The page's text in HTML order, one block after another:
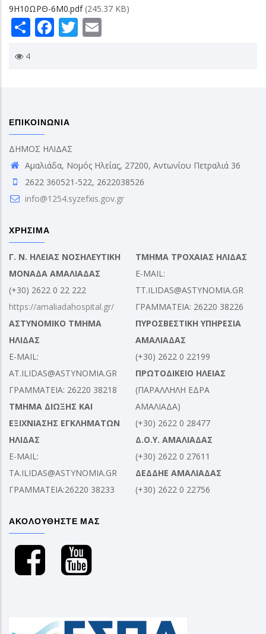
9Η10ΩΡΘ-6Μ0.pdf (245.37 KB)
ShareFacebook
Twitter
4
ΕΠΙΚΟΙΝΩΝΙΑ
ΔΗΜΟΣ ΗΛΙΔΑΣ
Αμαλιάδα, Νομός Ηλείας, 27200, Αντωνίου Πετραλιά 36
2622 360521-522, 2622038526
info@1254.syzefxis.gov.gr
ΧΡΗΣΙΜΑ
Γ. Ν. ΗΛΕΙΑΣ ΝΟΣΗΛΕΥΤΙΚΗ
ΜΟΝΑΔΑ ΑΜΑΛΙΑΔΑΣ
(+30) 2622 0 22 222
https://amaliadahospital.gr/
ΑΣΤΥΝΟΜΙΚΟ ΤΜΗΜΑ
ΗΛΙΔΑΣ
E-MAIL:
AT.ILIDAS@ASTYNOMIA.GR
ΓΡΑΜΜΑΤΕΙΑ: 26220 38218
ΤΜΗΜΑ ΔΙΩΞΗΣ ΚΑΙ
ΕΞΙΧΝΙΑΣΗΣ ΕΓΚΛΗΜΑΤΩΝ
ΗΛΙΔΑΣ
E-MAIL:
TA.ILIDAS@ASTYNOMIA.GR
ΓΡΑΜΜΑΤΕΙΑ:26220 38233
ΤΜΗΜΑ ΤΡΟΧΑΙΑΣ ΗΛΙΔΑΣ
E-MAIL:
TT.ILIDAS@ASTYNOMIA.GR
ΓΡΑΜΜΑΤΕΙΑ: 26220 38226
ΠΥΡΟΣΒΕΣΤΙΚΗ ΥΠΗΡΕΣΙΑ
ΑΜΑΛΙΑΔΑΣ
(+30) 2622 0 22199
ΠΡΩΤΟΔΙΚΕΙΟ ΗΛΕΙΑΣ
(ΠΑΡΑΛΛΗΛΗ ΕΔΡΑ
ΑΜΑΛΙΑΔΑ)
(+30) 2622 0 28477
Δ.Ο.Υ. ΑΜΑΛΙΑΔΑΣ
(+30) 2622 0 27611
ΔΕΔΔΗΕ ΑΜΑΛΙΑΔΑΣ
(+30) 2622 0 22756
ΑΚΟΛΟΥΘΗΣΤΕ ΜΑΣ